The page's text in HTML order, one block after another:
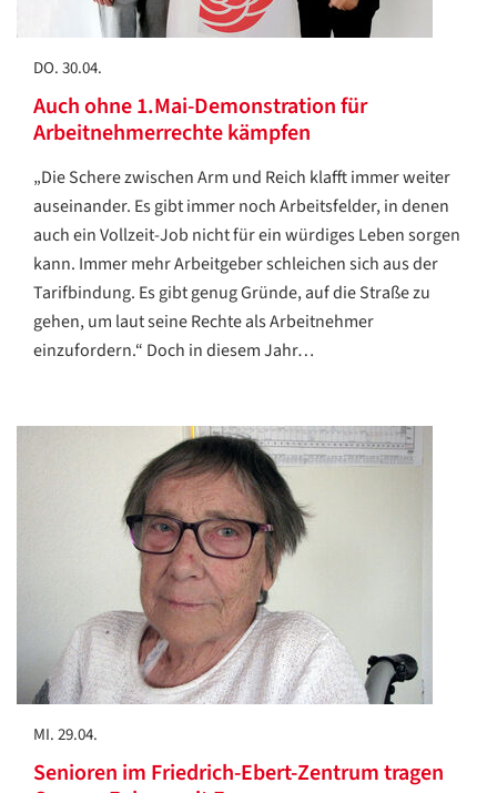
DO. 30.04.
Auch ohne 1.Mai-Demonstration für
Arbeitnehmerrechte kämpfen
„Die Schere zwischen Arm und Reich klafft immer weiter
auseinander. Es gibt immer noch Arbeitsfelder, in denen
auch ein Vollzeit-Job nicht für ein würdiges Leben sorgen
kann. Immer mehr Arbeitgeber schleichen sich aus der
Tarifbindung. Es gibt genug Gründe, auf die Straße zu
gehen, um laut seine Rechte als Arbeitnehmer
einzufordern.“ Doch in diesem Jahr…
MI. 29.04.
Senioren im Friedrich-Ebert-Zentrum tragen